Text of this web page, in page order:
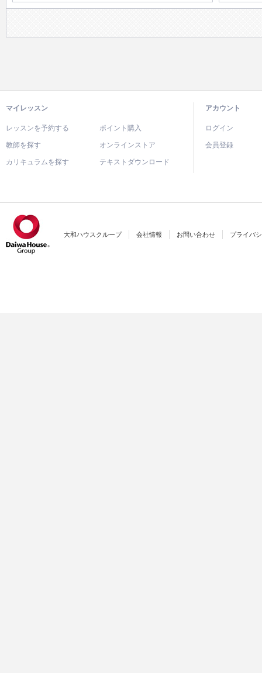
マイレッスン
レッスンを予約する ポイント購入
教師を探す オンラインストア
カリキュラムを探す テキストダウンロード
アカウント
ログイン
会員登録
大和ハウスクループ 会社情報 お問い合わせ プライバ